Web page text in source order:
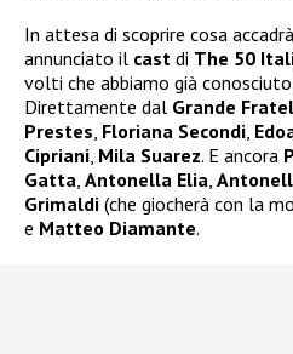
In attesa di scoprire cosa
annunciato il cast di The 50
volti che abbiamo già
Direttamente dal Grande
Prestes, Floriana Secondi,
Cipriani, Mila Suarez. E ancora
Gatta, Antonella Elia,
Grimaldi (che giocherà con la
e Matteo Diamante.